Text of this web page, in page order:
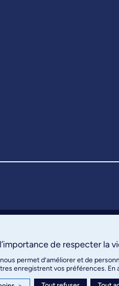
de respecter la
permet d’améliorer et de
enregistrent vos préférences.